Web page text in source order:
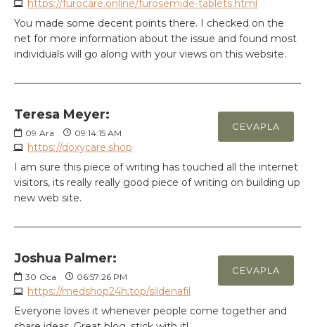
https://furocare.online/furosemide-tablets.html
You made some decent points there. I checked on the
net for more information about the issue and found most
individuals will go along with your views on this website.
Teresa Meyer:
09 Ara 09:14:15 AM
https://doxycare.shop
CEVAPLA
I am sure this piece of writing has touched all the internet
visitors, its really really good piece of writing on building up
new web site.
Joshua Palmer:
30 Oca 06:57:26 PM
https://medshop24h.top/sildenafil
CEVAPLA
Everyone loves it whenever people come together and